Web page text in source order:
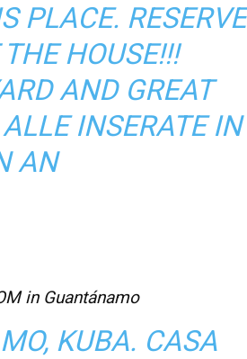
PLACE. RESERVE
HOUSE!!!
AND GREAT
INSERATE IN
AN
in Guantánamo
KUBA. CASA